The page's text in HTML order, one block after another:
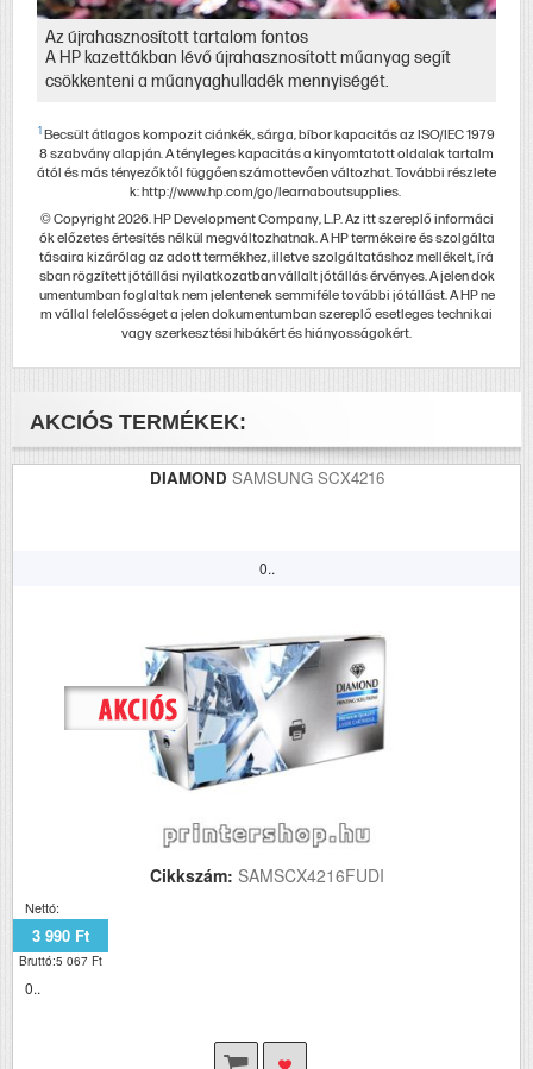
Az újrahasznosított tartalom fontos
A HP kazettákban lévő újrahasznosított műanyag segít
csökkenteni a műanyaghulladék mennyiségét.
1 Becsült átlagos kompozit ciánkék, sárga, bíbor kapacitás az ISO/IEC 1979
8 szabvány alapján. A tényleges kapacitás a kinyomtatott oldalak tartalm
ától és más tényezőktől függően számottevően változhat. További részlete
k: http://www.hp.com/go/learnaboutsupplies.
© Copyright 2026. HP Development Company, L.P. Az itt szereplő informáci
ók előzetes értesítés nélkül megváltozhatnak. A HP termékeire és szolgálta
tásaira kizárólag az adott termékhez, illetve szolgáltatáshoz mellékelt, írá
sban rögzített jótállási nyilatkozatban vállalt jótállás érvényes. A jelen dok
umentumban foglaltak nem jelentenek semmiféle további jótállást. A HP ne
m vállal felelősséget a jelen dokumentumban szereplő esetleges technikai
vagy szerkesztési hibákért és hiányosságokért.
AKCIÓS TERMÉKEK:
DIAMOND SAMSUNG SCX4216
0..
Cikkszám: SAMSCX4216FUDI
Nettó:
3 990 Ft
Bruttó:5 067 Ft
0..